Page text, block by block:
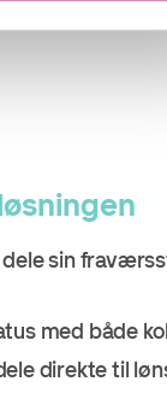
sin
med både
direkte til